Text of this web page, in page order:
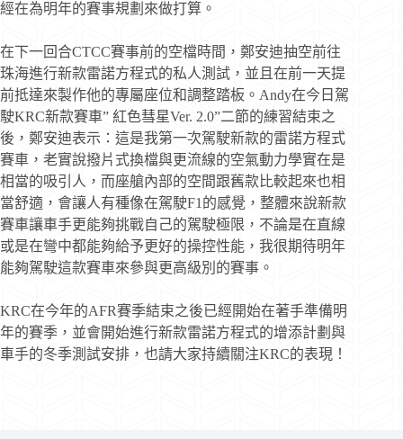
經在為明年的賽事規劃來做打算。
在下一回合CTCC賽事前的空檔時間，鄭安迪抽空前往
珠海進行新款雷諾方程式的私人測試，並且在前一天提
前抵達來製作他的專屬座位和調整踏板。Andy在今日駕
駛KRC新款賽車” 紅色彗星Ver. 2.0”二節的練習結束之
後，鄭安迪表示：這是我第一次駕駛新款的雷諾方程式
賽車，老實說撥片式換檔與更流線的空氣動力學實在是
相當的吸引人，而座艙內部的空間跟舊款比較起來也相
當舒適，會讓人有種像在駕駛F1的感覺，整體來說新款
賽車讓車手更能夠挑戰自己的駕駛極限，不論是在直線
或是在彎中都能夠給予更好的操控性能，我很期待明年
能夠駕駛這款賽車來參與更高級別的賽事。
KRC在今年的AFR賽季結束之後已經開始在著手準備明
年的賽季，並會開始進行新款雷諾方程式的增添計劃與
車手的冬季測試安排，也請大家持續關注KRC的表現！